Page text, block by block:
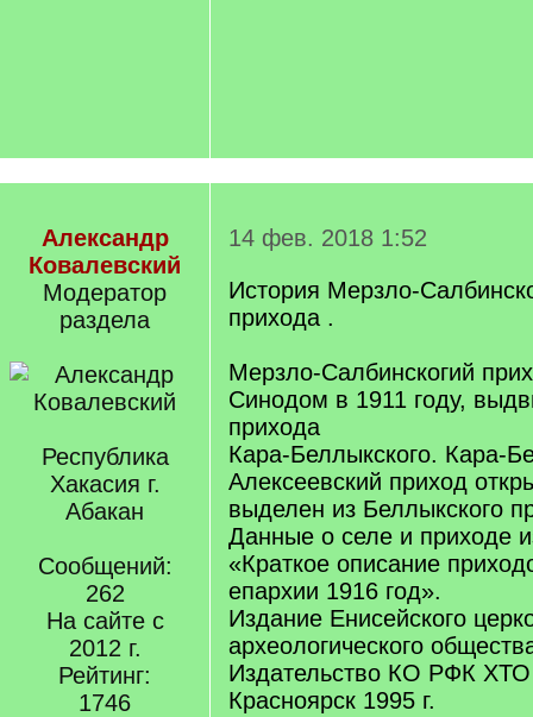
Александр
Ковалевский
Модератор
раздела
Республика
Хакасия г.
Абакан
Сообщений:
262
На сайте с
2012 г.
Рейтинг:
1746
14 фев. 2018 1:52
История Мерзло-
прихода .
Мерзло-Салбинскогий
Синодом в 1911 году,
прихода
Кара-Беллыкского. Кара-
Алексеевский приход
выделен из Беллыкского
Данные о селе и приходе
«Краткое описание
епархии 1916 год».
Издание Енисейского
археологического
Издательство КО РФК
Красноярск 1995 г.